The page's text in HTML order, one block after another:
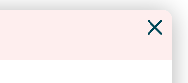
квадратный
1)